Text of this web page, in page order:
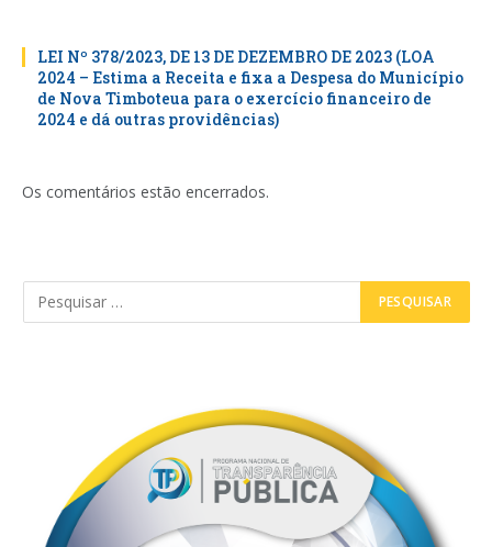
LEI Nº 378/2023, DE 13 DE DEZEMBRO DE 2023 (LOA
2024 – Estima a Receita e fixa a Despesa do Município
de Nova Timboteua para o exercício financeiro de
2024 e dá outras providências)
Os comentários estão encerrados.